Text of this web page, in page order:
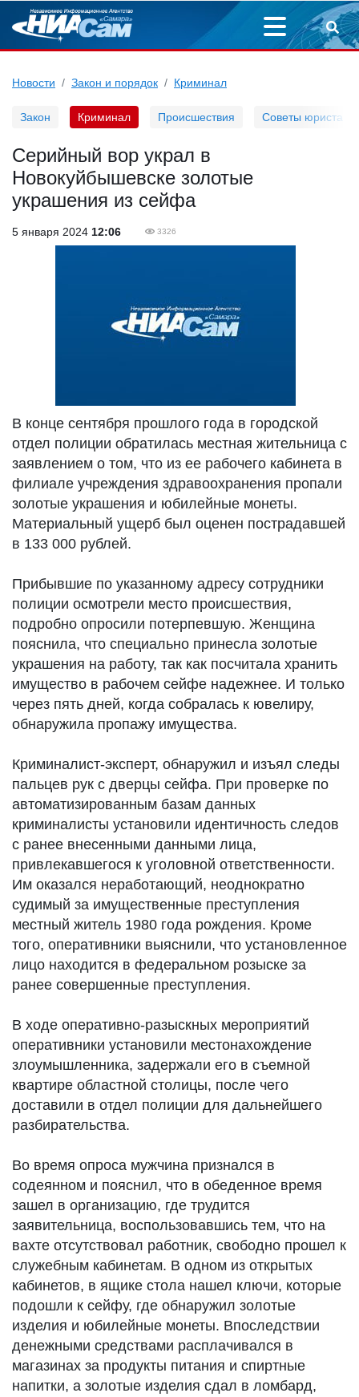
Новости Закон и порядок Криминал
Закон Криминал Происшествия Советы юриста
Серийный вор украл в
Новокуйбышевске золотые
украшения из сейфа
5 января 2024 12:06 3326
В конце сентября прошлого года в городской
отдел полиции обратилась местная жительница с
заявлением о том, что из ее рабочего кабинета в
филиале учреждения здравоохранения пропали
золотые украшения и юбилейные монеты.
Материальный ущерб был оценен пострадавшей
в 133 000 рублей.
Прибывшие по указанному адресу сотрудники
полиции осмотрели место происшествия,
подробно опросили потерпевшую. Женщина
пояснила, что специально принесла золотые
украшения на работу, так как посчитала хранить
имущество в рабочем сейфе надежнее. И только
через пять дней, когда собралась к ювелиру,
обнаружила пропажу имущества.
Криминалист-эксперт, обнаружил и изъял следы
пальцев рук с дверцы сейфа. При проверке по
автоматизированным базам данных
криминалисты установили идентичность следов
с ранее внесенными данными лица,
привлекавшегося к уголовной ответственности.
Им оказался неработающий, неоднократно
судимый за имущественные преступления
местный житель 1980 года рождения. Кроме
того, оперативники выяснили, что установленное
лицо находится в федеральном розыске за
ранее совершенные преступления.
В ходе оперативно-разыскных мероприятий
оперативники установили местонахождение
злоумышленника, задержали его в съемной
квартире областной столицы, после чего
доставили в отдел полиции для дальнейшего
разбирательства.
Во время опроса мужчина признался в
содеянном и пояснил, что в обеденное время
зашел в организацию, где трудится
заявительница, воспользовавшись тем, что на
вахте отсутствовал работник, свободно прошел к
служебным кабинетам. В одном из открытых
кабинетов, в ящике стола нашел ключи, которые
подошли к сейфу, где обнаружил золотые
изделия и юбилейные монеты. Впоследствии
денежными средствами расплачивался в
магазинах за продукты питания и спиртные
напитки, а золотые изделия сдал в ломбард,